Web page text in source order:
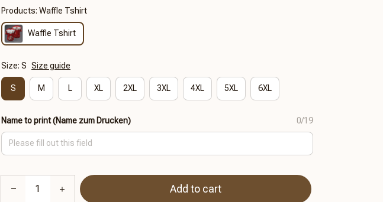
Products: Waffle Tshirt
Waffle Tshirt
Size: S Size guide
S M L XL 2XL 3XL 4XL 5XL 6XL
Name to print (Name zum Drucken) 0/19
Add to cart